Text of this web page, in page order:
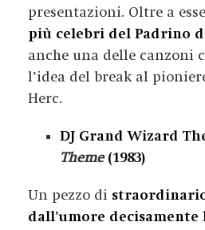
presentazioni. Oltre a
più celebri del Padrino
anche una delle canzoni
l’idea del break al
Herc.
DJ Grand Wizard
Theme(1983)
Un pezzo di
dall’umore decisamente